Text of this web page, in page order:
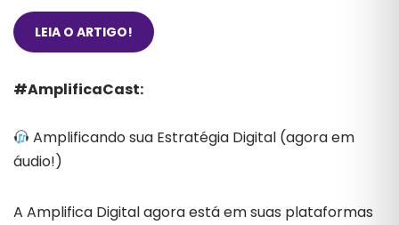
LEIA O ARTIGO!
#AmplificaCast:
Amplificando sua Estratégia Digital (agora em
áudio!)
A Amplifica Digital agora está em suas plataformas